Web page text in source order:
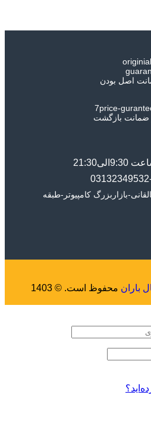
اصل بودن
7
ضمانت بازگشت
بازاربزرگ کامپیوتر-طبقه
باران محفوظ است. © 1403